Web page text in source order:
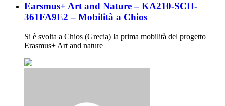
Earsmus+ Art and Nature – KA210-SCH-
361FA9E2 – Mobilità a Chios
Si è svolta a Chios (Grecia) la prima mobilità del progetto
Erasmus+ Art and nature